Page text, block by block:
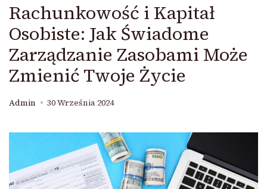
Rachunkowość i Kapitał
Osobiste: Jak Świadome
Zarządzanie Zasobami Może
Zmienić Twoje Życie
Admin 30 Września 2024